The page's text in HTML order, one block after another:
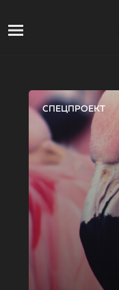
СПЕЦПРОЕКТ